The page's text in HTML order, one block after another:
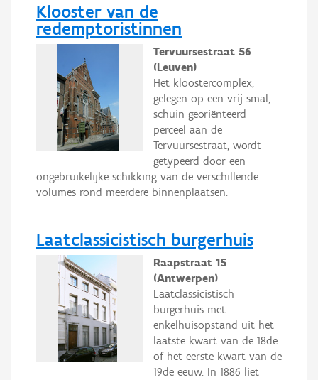
Klooster van de
redemptoristinnen
Tervuursestraat 56
(Leuven)
Het kloostercomplex,
gelegen op een vrij smal,
schuin georiënteerd
perceel aan de
Tervuursestraat, wordt
getypeerd door een
ongebruikelijke schikking van de verschillende
volumes rond meerdere binnenplaatsen.
Laatclassicistisch burgerhuis
Raapstraat 15
(Antwerpen)
Laatclassicistisch
burgerhuis met
enkelhuisopstand uit het
laatste kwart van de 18de
of het eerste kwart van de
19de eeuw. In 1886 liet